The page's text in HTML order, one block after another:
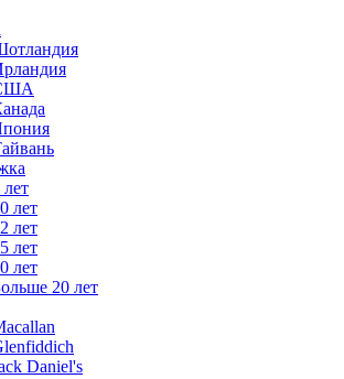
лет
лет
лет
лет
лет
20 лет
Daniel's